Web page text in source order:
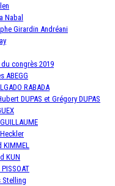
Nabal
Girardin Andréani
congrès 2019
ABEGG
RABADA
DUPAS et Grégory DUPAS
KIMMEL
KUN
Stelling